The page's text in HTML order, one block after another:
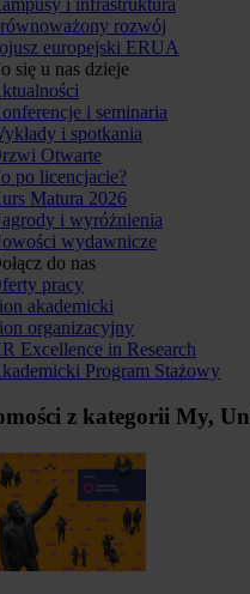
rozwój
europejski ERUA
się u nas dzieje
i seminaria
i spotkania
Otwarte
po licencjacie?
Matura 2026
i wyróżnienia
wydawnicze
do nas
pracy
akademicki
organizacyjny
Excellence in Research
Program Stażowy
z kategorii My,